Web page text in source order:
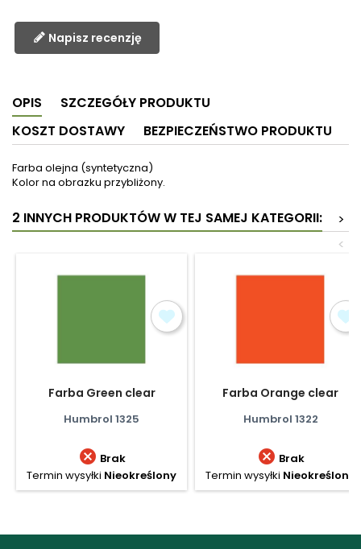
Napisz recenzję
OPIS
SZCZEGÓŁY PRODUKTU
KOSZT DOSTAWY
BEZPIECZEŃSTWO PRODUKTU
Farba olejna (syntetyczna)
Kolor na obrazku przybliżony.
2 INNYCH PRODUKTÓW W TEJ SAMEJ KATEGORII:
>
<
Farba Green clear
Humbrol 1325
 Brak
Termin wysyłki Nieokreślony
Farba Orange clear
Humbrol 1322
 Brak
Termin wysyłki Nieokreślony